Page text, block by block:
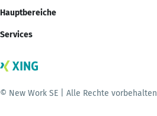
Hauptbereiche
Services
© New Work SE | Alle Rechte vorbehalten